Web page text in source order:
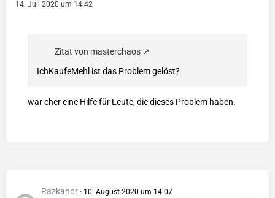
14. Juli 2020 um 14:42
Zitat von masterchaos
IchKaufeMehl ist das Problem gelöst?
war eher eine Hilfe für Leute, die dieses Problem haben.
Razkanor 10. August 2020 um 14:07